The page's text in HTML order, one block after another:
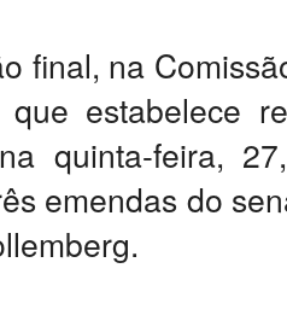
final, na
estabelece
quinta-feira,
emendas do